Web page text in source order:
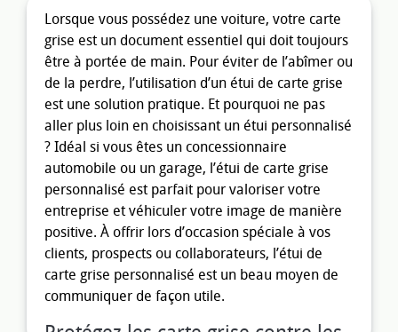
Lorsque vous possédez une voiture, votre carte
grise est un document essentiel qui doit toujours
être à portée de main. Pour éviter de l’abîmer ou
de la perdre, l’utilisation d’un étui de carte grise
est une solution pratique. Et pourquoi ne pas
aller plus loin en choisissant un étui personnalisé
? Idéal si vous êtes un concessionnaire
automobile ou un garage, l’étui de carte grise
personnalisé est parfait pour valoriser votre
entreprise et véhiculer votre image de manière
positive. À offrir lors d’occasion spéciale à vos
clients, prospects ou collaborateurs, l’étui de
carte grise personnalisé est un beau moyen de
communiquer de façon utile.